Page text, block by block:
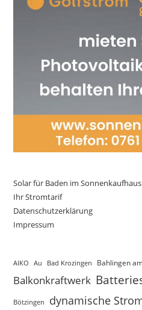
Solar für Baden im
Ihr Stromtarif
Datenschutzerklärung
Impressum
AIKO Au Bad Krozingen Bahlingen
Balkonkraftwerk
Bötzingen dynamische